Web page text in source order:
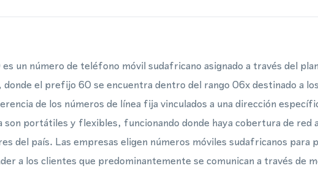
un número de teléfono móvil sudafricano asignado a través del
donde el prefijo 60 se encuentra dentro del rango 06x destinado a
de los números de línea fija vinculados a una dirección
son portátiles y flexibles, funcionando donde haya cobertura de red
del país. Las empresas eligen números móviles sudafricanos para
a los clientes que predominantemente se comunican a través de